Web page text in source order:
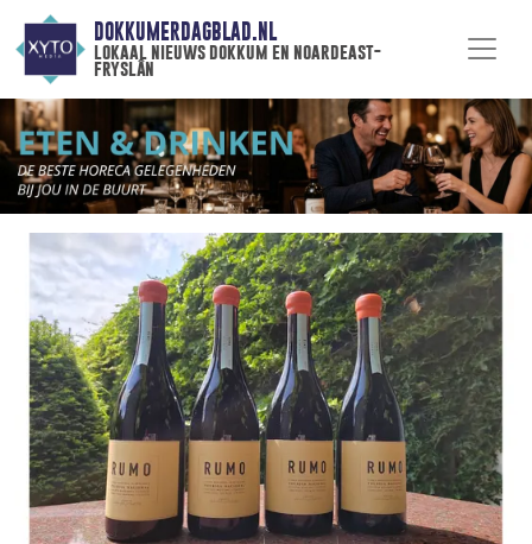
DOKKUMERDAGBLAD.NL
lokaal nieuws dokkum en noardeast-
fryslân